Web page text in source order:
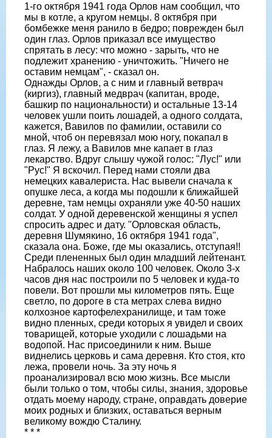
1-го октября 1941 года Орлов нам сообщил, что
мы в котле, а кругом немцы. 8 октября при
бомбежке меня ранило в бедро; поврежден был
один глаз. Орлов приказал все имущество
спрятать в лесу: что можно - зарыть, что не
подлежит хранению - уничтожить. "Ничего не
оставим немцам", - сказал он.
Однажды Орлов, а с ним и главный ветврач
(киргиз), главный медврач (капитан, вроде,
башкир по национальности) и остальные 13-14
человек ушли поить лошадей, а одного солдата,
кажется, Вавилов по фамилии, оставили со
мной, чтоб он перевязал мою ногу, покапал в
глаз. Я лежу, а Вавилов мне капает в глаз
лекарство. Вдруг слышу чужой голос: "Лус!" или
"Рус!" Я вскочил. Перед нами стояли два
немецких кавалериста. Нас вывели сначала к
опушке леса, а когда мы подошли к ближайшей
деревне, там немцы охраняли уже 40-50 наших
солдат. У одной деревенской женщины я успел
спросить адрес и дату. "Орловская область,
деревня Шумякино, 16 октября 1941 года",
сказала она. Боже, где мы оказались, отступая!!
Среди плененных был один младший лейтенант.
Набралось наших около 100 человек. Около 3-х
часов дня нас построили по 5 человек и куда-то
повели. Вот прошли мы километров пять. Еще
светло, по дороге в ста метрах слева видно
колхозное картофелехранилище, и там тоже
видно пленных, среди которых я увидел и своих
товарищей, которые уходили с лошадьми на
водопой. Нас присоединили к ним. Выше
виднелись церковь и сама деревня. Кто стоя, кто
лежа, провели ночь. За эту ночь я
проанализировал всю мою жизнь. Все мысли
были только о том, чтобы силы, знания, здоровье
отдать моему народу, стране, оправдать доверие
моих родных и близких, оставаться верным
великому вождю Сталину.
* * *